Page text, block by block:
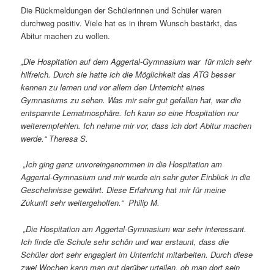
Die Rückmeldungen der Schülerinnen und Schüler waren
durchweg positiv. Viele hat es in ihrem Wunsch bestärkt, das
Abitur machen zu wollen.
„Die Hospitation auf dem Aggertal-Gymnasium war für mich sehr
hilfreich. Durch sie hatte ich die Möglichkeit das ATG besser
kennen zu lernen und vor allem den Unterricht eines
Gymnasiums zu sehen. Was mir sehr gut gefallen hat, war die
entspannte Lernatmosphäre. Ich kann so eine Hospitation nur
weiterempfehlen. Ich nehme mir vor, dass ich dort Abitur machen
werde.“ Theresa S.
„Ich ging ganz unvoreingenommen in die Hospitation am
Aggertal-Gymnasium und mir wurde ein sehr guter Einblick in die
Geschehnisse gewährt. Diese Erfahrung hat mir für meine
Zukunft sehr weitergeholfen.“ Philip M.
„Die Hospitation am Aggertal-Gymnasium war sehr interessant.
Ich finde die Schule sehr schön und war erstaunt, dass die
Schüler dort sehr engagiert im Unterricht mitarbeiten. Durch diese
zwei Wochen kann man gut darüber urteilen, ob man dort sein